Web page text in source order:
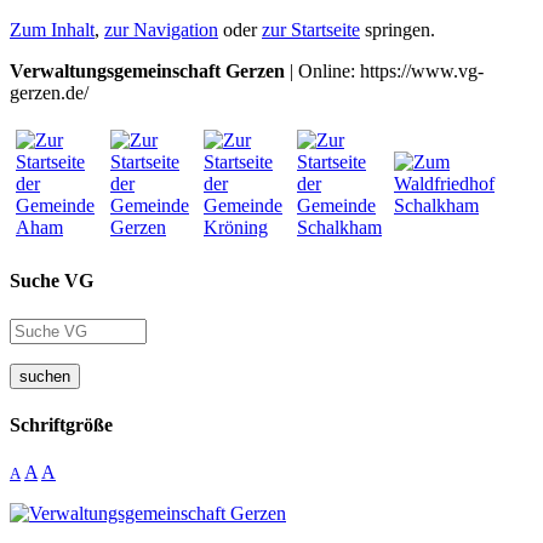
Zum Inhalt, zur Navigation oderzur Startseite springen.
Verwaltungsgemeinschaft Gerzen | Online: https://www.vg-
gerzen.de/
Suche VG
suchen
Schriftgröße
A A A